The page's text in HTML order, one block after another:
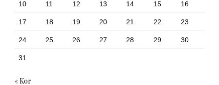
10 11 12 13 14 15 16
17 18 19 20 21 22 23
24 25 26 27 28 29 30
31
« Kor